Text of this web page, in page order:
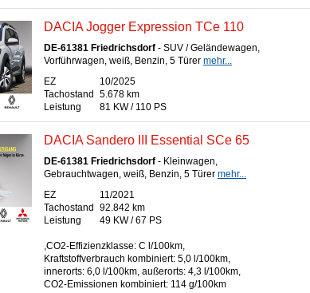
DACIA Jogger Expression TCe 110
DE-61381 Friedrichsdorf - SUV / Geländewagen,
Vorführwagen, weiß, Benzin, 5 Türer mehr...
EZ
10/2025
Tachostand
5.678 km
Leistung
81 KW / 110 PS
DACIA Sandero III Essential SCe 65
DE-61381 Friedrichsdorf - Kleinwagen,
Gebrauchtwagen, weiß, Benzin, 5 Türer mehr...
EZ
11/2021
Tachostand
92.842 km
Leistung
49 KW / 67 PS
,CO2-Effizienzklasse: C l/100km,
Kraftstoffverbrauch kombiniert: 5,0 l/100km,
innerorts: 6,0 l/100km, außerorts: 4,3 l/100km,
CO2-Emissionen kombiniert: 114 g/100km